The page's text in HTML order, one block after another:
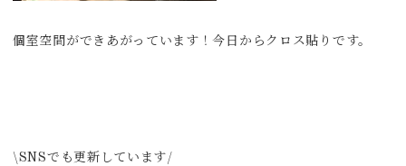
個室空間ができあがっています！今日からクロス貼りです。
\SNSでも更新しています/